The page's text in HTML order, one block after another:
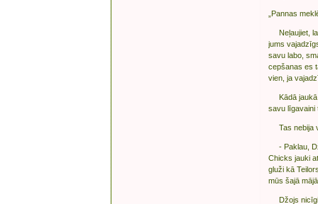
„Pannas
Neļaujiet, lai
jums
savu labo,
cepšanas es
vien, ja
Kādā jaukā
savu līgavaini
Tas nebija
- Paklau,
Chicks jauki
gluži kā
mūs šajā
Džojs nicīgi